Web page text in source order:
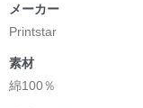
メーカー
Printstar
素材
綿100％